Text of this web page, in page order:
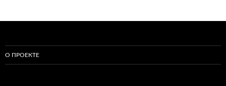
О ПРОЕКТЕ